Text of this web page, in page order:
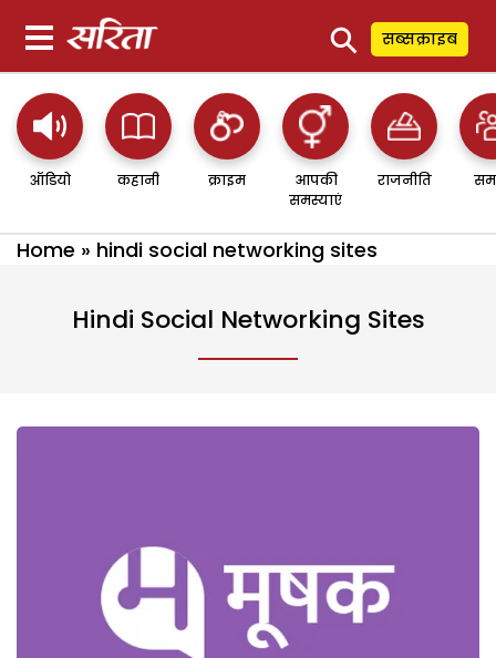
⚲ सब्सक्राइब
ऑडियो कहानी क्राइम
आपकी
समस्याएं
राजनीति
Home » hindi social networking sites
Hindi Social Networking Sites